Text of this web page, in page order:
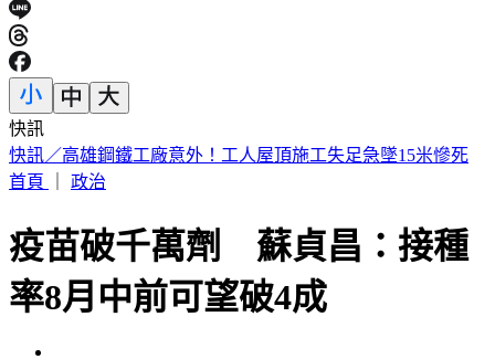
快訊
快訊／蔣市府人事異動！發言人李政軒請辭
首頁
政治
疫苗破千萬劑 蘇貞昌：接種
率8月中前可望破4成